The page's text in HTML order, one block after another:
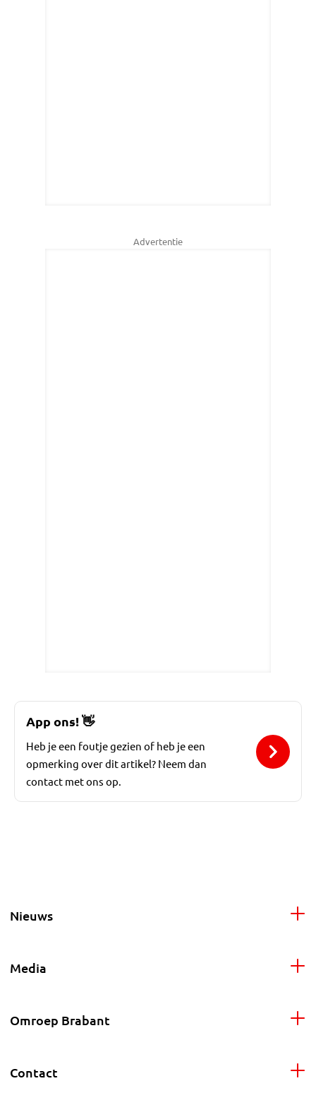
Advertentie
App ons!👋
Heb je een foutje gezien of heb je een
opmerking over dit artikel? Neem dan
contact met ons op.
Nieuws
Media
Omroep Brabant
Contact